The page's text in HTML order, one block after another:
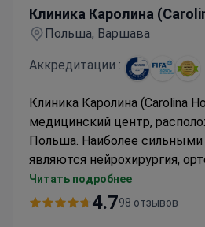
Клиника Каролина
Польша, Варшава
Аккредитации :
Клиника Каролина (Carolina
медицинский центр,
Польша. Наиболее сильными
являются нейрохирургия,
оториноларингология.
Клиника имеет большой
Читать подробнее
4.798 отзывов